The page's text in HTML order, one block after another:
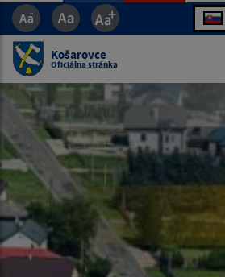
Košarovce
Oficiálna stránka